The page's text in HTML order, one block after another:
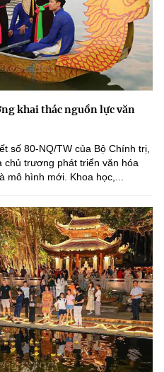
khai thác nguồn lực văn
số 80-NQ/TW của Bộ Chính trị,
chủ trương phát triển văn hóa
mô hình mới. Khoa học,...